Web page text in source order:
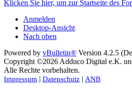
Klicken Sie hier, um zur Startseite des
Anmelden
Desktop-Ansicht
Nach oben
Powered by vBulletin® Version 4.2.5
Copyright ©2026 Adduco Digital e.K.
Alle Rechte vorbehalten.
Impressum | Datenschutz | ANB